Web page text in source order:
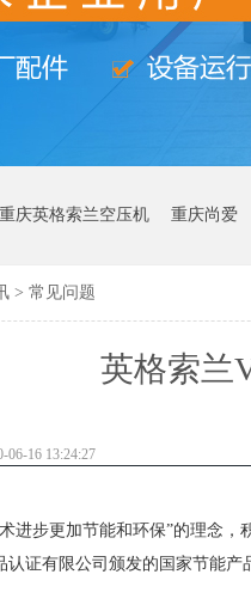
重庆英格索兰空压机 重庆尚爱
> 常见问题
英格索兰
06-16 13:24:27
步更加节能和环保”的理念，
证有限公司颁发的国家节能产